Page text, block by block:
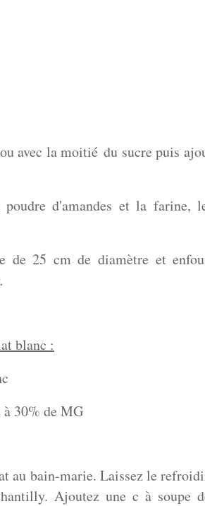
avec la moitié du sucre puis
d'amandes et la farine,
de 25 cm de diamètre et
blanc :
30% de MG
au bain-marie. Laissez le
Ajoutez une c à soupe